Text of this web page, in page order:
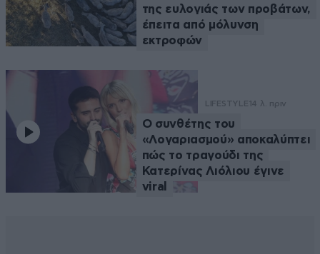
της ευλογιάς των προβάτων,
έπειτα από μόλυνση
εκτροφών
LIFESTYLE 14 λ. πριν
Ο συνθέτης του
«Λογαριασμού» αποκαλύπτει
πώς το τραγούδι της
Κατερίνας Λιόλιου έγινε
viral